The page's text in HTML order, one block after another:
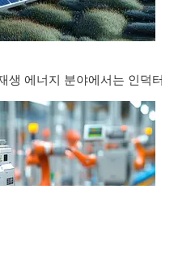
생 에너지 분야에서는 인덕터